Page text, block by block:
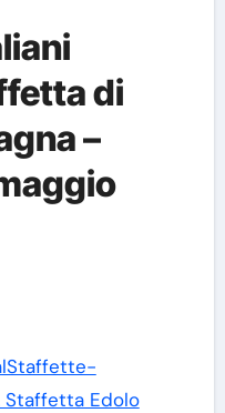
di
–
Edolo